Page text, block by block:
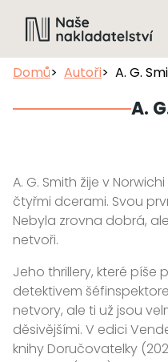
Domů Autoři A. G.
A.
A. G. Smith žije v
čtyřmi dcerami. Svou
Nebyla zrovna dobrá,
netvoři.
Jeho thrillery, které píše
detektivem
netvory, ale ti už jsou
děsivějšími. V edici
knihy Doručovatelky